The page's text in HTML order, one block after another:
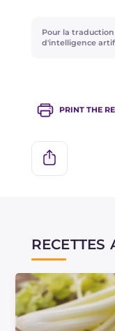
Pour la
d'intelligence
PRINT THE
RECETTES